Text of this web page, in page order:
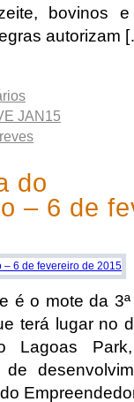
bovinos e
autorizam
JAN15
do
– 6 de
é o mote da
terá lugar no
Lagoas